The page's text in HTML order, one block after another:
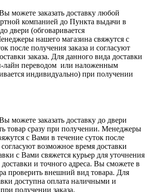
можете заказать доставку любой
компанией до Пункта выдачи в
двери (обговаривается
нашего магазина свяжутся с
после получения заказа и согласуют
заказа. Для данного вида доставки
лайн переводом или наложенным
индивидуально) при получении
можете заказать доставку до двери
товар сразу при получении. Менеджеры
с Вами в течение суток после
возможное время доставки
с Вами свяжется курьер для уточнения
и точного адреса. Вы сможете в
проверить внешний вид товара. Для
доступна оплата наличными и
получении заказа.